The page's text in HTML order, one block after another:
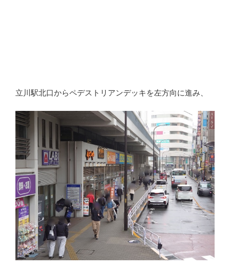
立川駅北口からペデストリアンデッキを左方向に進み、